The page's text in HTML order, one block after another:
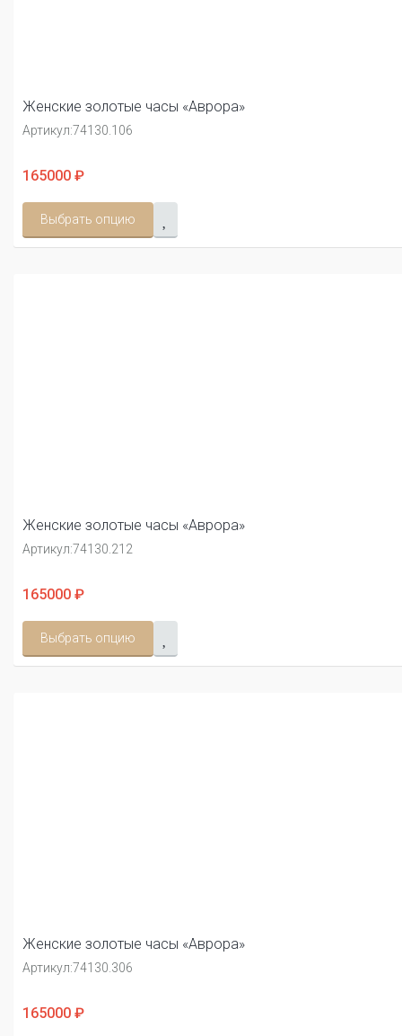
Женские золотые часы «Аврора»
Артикул:74130.106
165000 ₽
Выбрать опцию
Женские золотые часы «Аврора»
Артикул:74130.212
165000 ₽
Выбрать опцию
Женские золотые часы «Аврора»
Артикул:74130.306
165000 ₽